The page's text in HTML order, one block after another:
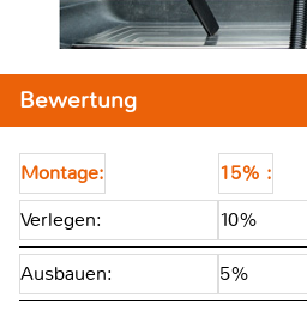
Bewertung
Montage:
15% :
Verlegen:
10%
Ausbauen: 5%